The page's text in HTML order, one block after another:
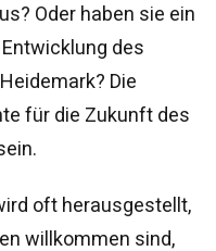
Oder haben sie ein
des
Die
für die Zukunft des
oft herausgestellt,
willkommen sind,